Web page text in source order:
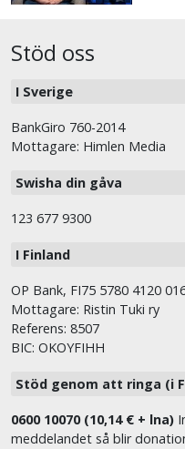
Stöd oss
I Sverige
BankGiro 760-2014
Mottagare: Himlen Media
Swisha din gåva
123 677 9300
I Finland
OP Bank, FI75 5780 4120
Mottagare: Ristin Tuki ry
Referens: 8507
BIC: OKOYFIHH
Stöd genom att ringa (i
0600 10070 (10,14 € + lna)
meddelandet så blir